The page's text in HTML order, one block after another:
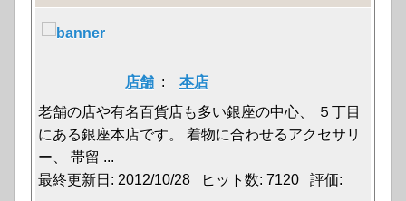
店舗 :
本店
老舗の店や有名百貨店も多い銀座の中心、 ５丁目
にある銀座本店です。 着物に合わせるアクセサリ
ー、 帯留 ...
最終更新日: 2012/10/28 ヒット数: 7120 評価: